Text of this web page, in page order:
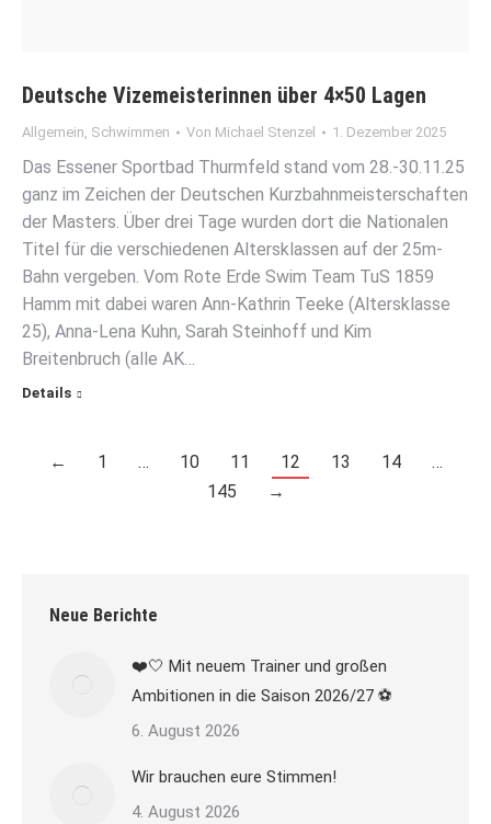
Deutsche Vizemeisterinnen über 4×50 Lagen
Allgemein, Schwimmen Von Michael Stenzel 1. Dezember 2025
Das Essener Sportbad Thurmfeld stand vom 28.-30.11.25
ganz im Zeichen der Deutschen Kurzbahnmeisterschaften
der Masters. Über drei Tage wurden dort die Nationalen
Titel für die verschiedenen Altersklassen auf der 25m-
Bahn vergeben. Vom Rote Erde Swim Team TuS 1859
Hamm mit dabei waren Ann-Kathrin Teeke (Altersklasse
25), Anna-Lena Kuhn, Sarah Steinhoff und Kim
Breitenbruch (alle AK…
Details
← 1 … 10 11 12 13 14
…
145
→
Neue Berichte
❤️🤍 Mit neuem Trainer und großen
Ambitionen in die Saison 2026/27 ⚽
6. August 2026
Wir brauchen eure Stimmen!
4. August 2026